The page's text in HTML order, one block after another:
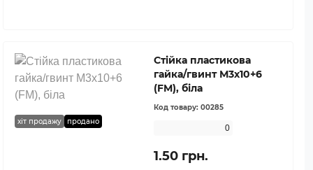
хіт продажу продано
Стійка пластикова
гайка/гвинт М3х10+6
(FM), біла
Код товару: 00285
0
1.50 грн.